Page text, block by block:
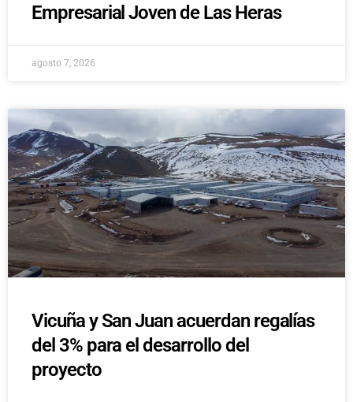
Empresarial Joven de Las Heras
agosto 7, 2026
Vicuña y San Juan acuerdan regalías
del 3% para el desarrollo del
proyecto